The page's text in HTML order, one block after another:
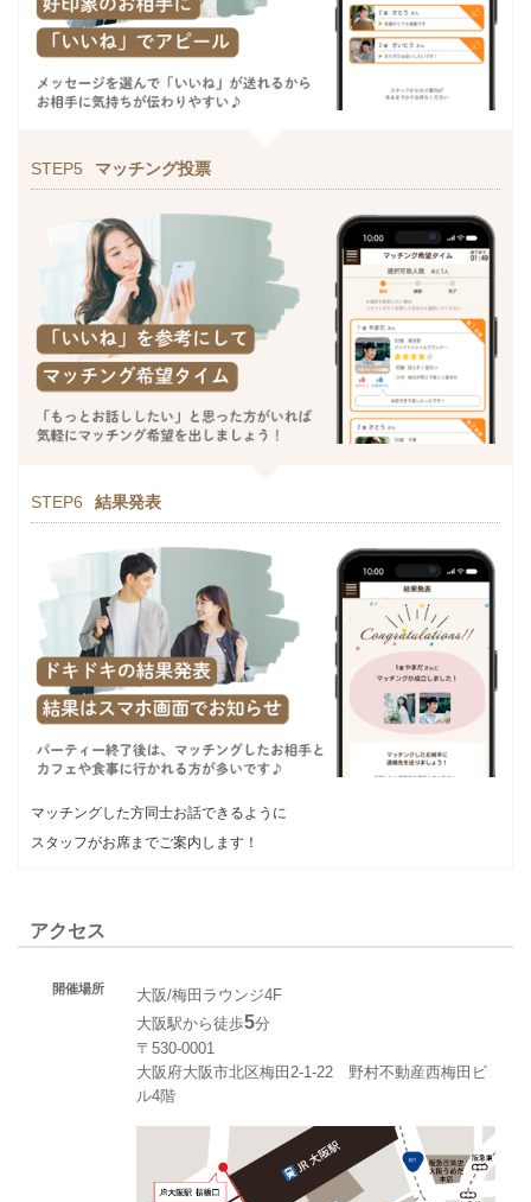
STEP5 マッチング投票
STEP6 結果発表
マッチングした方同士お話できるように
スタッフがお席までご案内します！
アクセス
開催場所
大阪/梅田ラウンジ4F
大阪駅から徒歩5分
〒530-0001
大阪府大阪市北区梅田2-1-22 野村不動産西梅田ビ
ル4階